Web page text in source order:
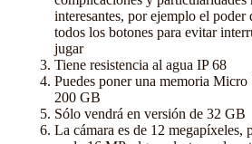
interesantes, por ejemplo el poder
todos los botones para evitar
jugar
Tiene resistencia al agua IP 68
Puedes poner una memoria Micro
200 GB
Sólo vendrá en versión de 32 GB
La cámara es de 12 megapíxeles,